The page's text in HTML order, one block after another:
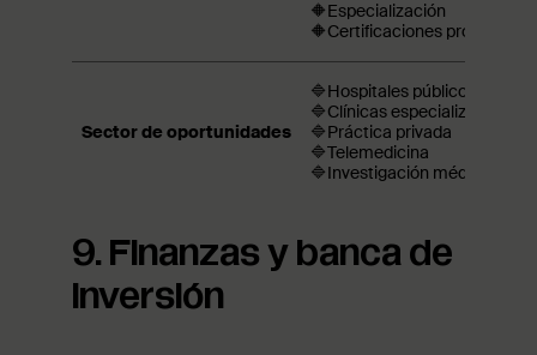
🔶Especialización
🔶Certificaciones
Sector de oportunidades
🔷Hospitales públicos y
🔷Clínicas especializadas
🔷Práctica privada
🔷Telemedicina
🔷Investigación médica.
9. Finanzas y banca de
inversión